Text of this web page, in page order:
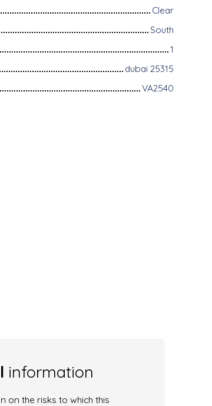
Clear
South
1
dubai 25315
VA2540
information
on the risks to which this